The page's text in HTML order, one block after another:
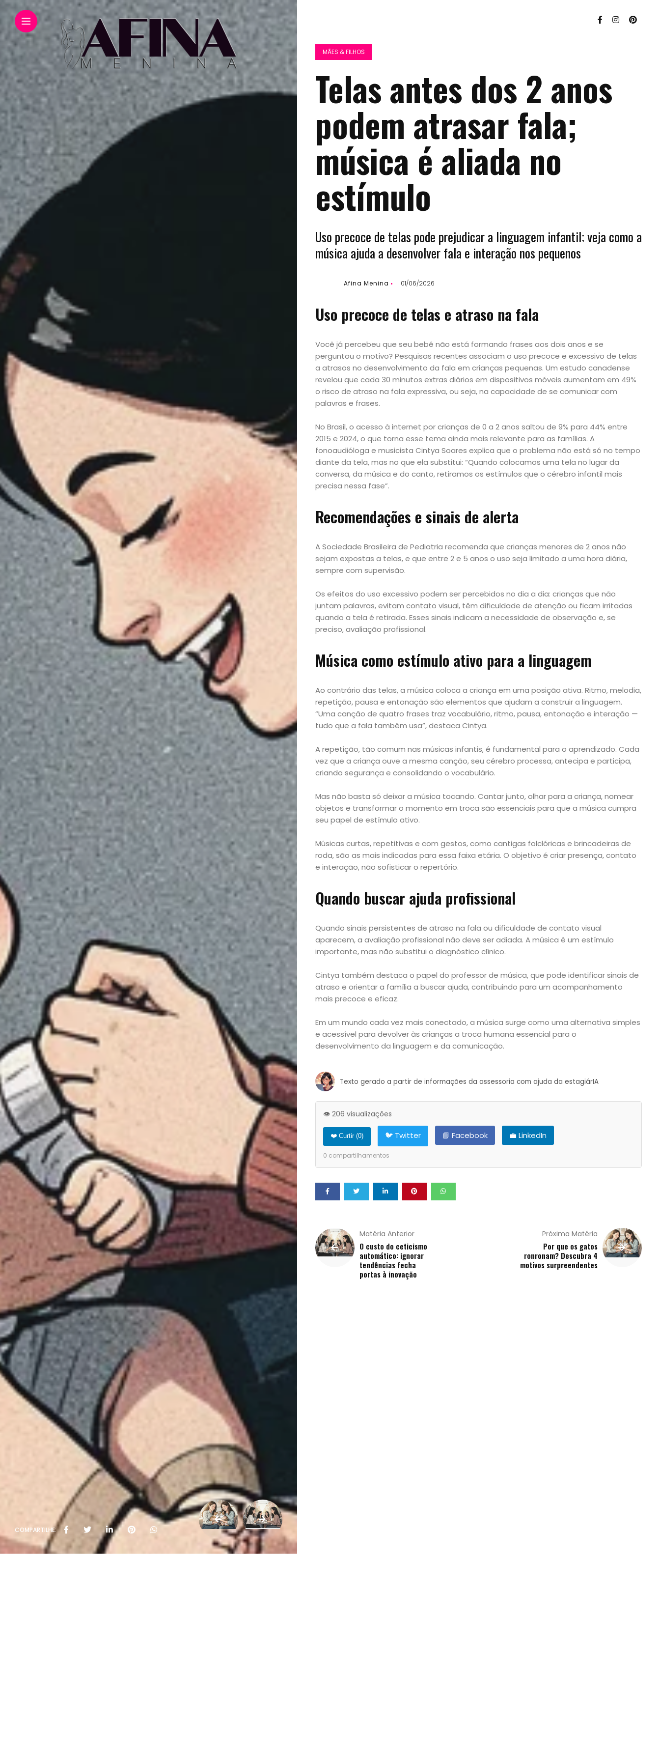
Academia
Beleza
Bora
lá!
Casa
e
Decoração
Exclusiva
Homem
Mães
&
Filhos
Notícias
Opinião
Pets
Receitas
Saúde
e
Qualidade
de
Vida
Sexualidade
Variedades
COMPARTILHE:
MÃES & FILHOS
Telas antes dos 2 anos
podem atrasar fala;
música é aliada no
estímulo
Uso precoce de telas pode prejudicar a linguagem infantil; veja como a
música ajuda a desenvolver fala e interação nos pequenos
Afina Menina 01/06/2026
Uso precoce de telas e atraso na fala
Você já percebeu que seu bebê não está formando frases aos dois anos e se
perguntou o motivo? Pesquisas recentes associam o uso precoce e excessivo de telas
a atrasos no desenvolvimento da fala em crianças pequenas. Um estudo canadense
revelou que cada 30 minutos extras diários em dispositivos móveis aumentam em 49%
o risco de atraso na fala expressiva, ou seja, na capacidade de se comunicar com
palavras e frases.
No Brasil, o acesso à internet por crianças de 0 a 2 anos saltou de 9% para 44% entre
2015 e 2024, o que torna esse tema ainda mais relevante para as famílias. A
fonoaudióloga e musicista Cintya Soares explica que o problema não está só no tempo
diante da tela, mas no que ela substitui: “Quando colocamos uma tela no lugar da
conversa, da música e do canto, retiramos os estímulos que o cérebro infantil mais
precisa nessa fase”.
Recomendações e sinais de alerta
A Sociedade Brasileira de Pediatria recomenda que crianças menores de 2 anos não
sejam expostas a telas, e que entre 2 e 5 anos o uso seja limitado a uma hora diária,
sempre com supervisão.
Os efeitos do uso excessivo podem ser percebidos no dia a dia: crianças que não
juntam palavras, evitam contato visual, têm dificuldade de atenção ou ficam irritadas
quando a tela é retirada. Esses sinais indicam a necessidade de observação e, se
preciso, avaliação profissional.
Música como estímulo ativo para a linguagem
Ao contrário das telas, a música coloca a criança em uma posição ativa. Ritmo, melodia,
repetição, pausa e entonação são elementos que ajudam a construir a linguagem.
“Uma canção de quatro frases traz vocabulário, ritmo, pausa, entonação e interação —
tudo que a fala também usa”, destaca Cintya.
A repetição, tão comum nas músicas infantis, é fundamental para o aprendizado. Cada
vez que a criança ouve a mesma canção, seu cérebro processa, antecipa e participa,
criando segurança e consolidando o vocabulário.
Mas não basta só deixar a música tocando. Cantar junto, olhar para a criança, nomear
objetos e transformar o momento em troca são essenciais para que a música cumpra
seu papel de estímulo ativo.
Músicas curtas, repetitivas e com gestos, como cantigas folclóricas e brincadeiras de
roda, são as mais indicadas para essa faixa etária. O objetivo é criar presença, contato
e interação, não sofisticar o repertório.
Quando buscar ajuda profissional
Quando sinais persistentes de atraso na fala ou dificuldade de contato visual
aparecem, a avaliação profissional não deve ser adiada. A música é um estímulo
importante, mas não substitui o diagnóstico clínico.
Cintya também destaca o papel do professor de música, que pode identificar sinais de
atraso e orientar a família a buscar ajuda, contribuindo para um acompanhamento
mais precoce e eficaz.
Em um mundo cada vez mais conectado, a música surge como uma alternativa simples
e acessível para devolver às crianças a troca humana essencial para o
desenvolvimento da linguagem e da comunicação.
Texto gerado a partir de informações da assessoria com ajuda da estagiárIA
👁️ 206 visualizações
❤️ Curtir (0) 🐦 Twitter 📘 Facebook 💼 LinkedIn
0 compartilhamentos
Matéria Anterior
O custo do ceticismo
automático: ignorar
tendências fecha
portas à inovação
Próxima Matéria
Por que os gatos
ronronam? Descubra 4
motivos surpreendentes